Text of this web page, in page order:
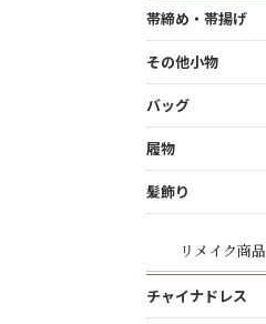
帯締め・帯揚げ
その他小物
バッグ
履物
髪飾り
リメイク商品
チャイナドレス